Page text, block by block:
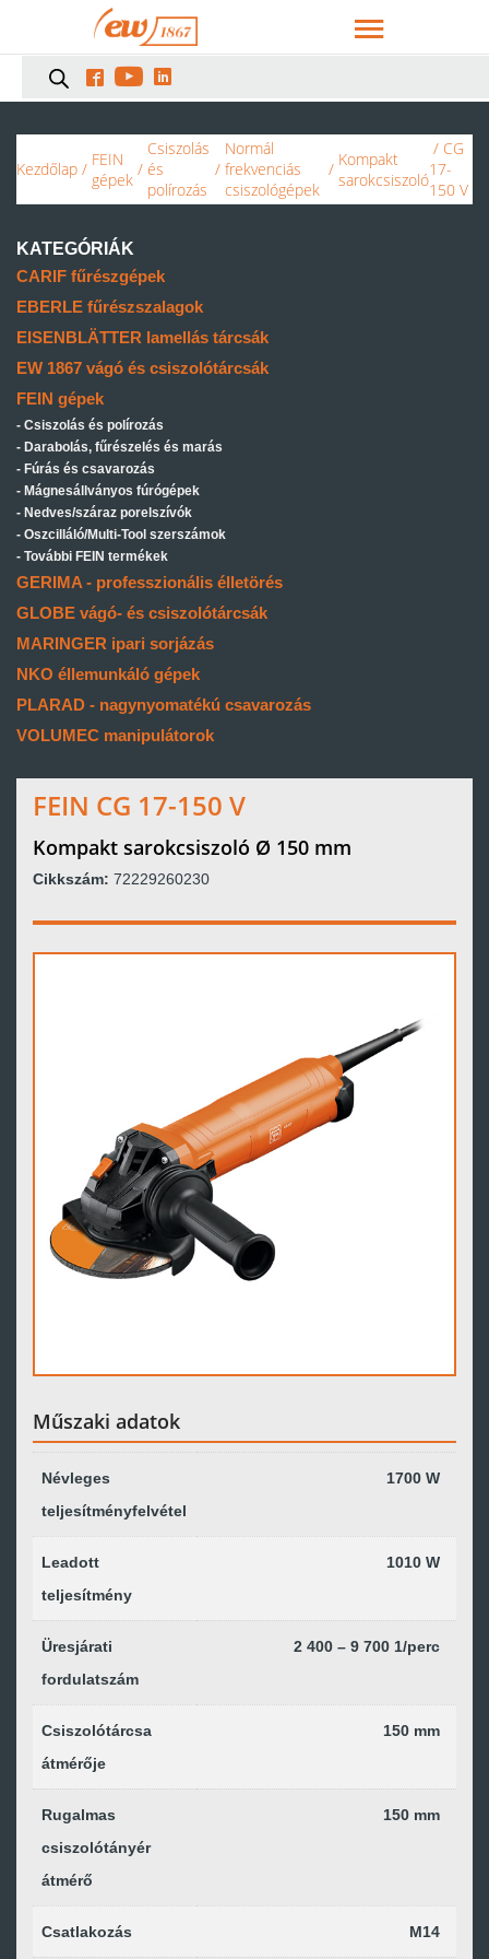
  
Kezdőlap / FEIN
gépek /
Csiszolás
és
polírozás
/
Normál
frekvenciás
csiszológépek
/ Kompakt
sarokcsiszoló
/ CG
17-
150 V
KATEGÓRIÁK
CARIF fűrészgépek
EBERLE fűrészszalagok
EISENBLÄTTER lamellás tárcsák
EW 1867 vágó és csiszolótárcsák
FEIN gépek
Csiszolás és polírozás
Darabolás, fűrészelés és marás
Fúrás és csavarozás
Mágnesállványos fúrógépek
Nedves/száraz porelszívók
Oszcilláló/Multi-Tool szerszámok
További FEIN termékek
GERIMA - professzionális élletörés
GLOBE vágó- és csiszolótárcsák
MARINGER ipari sorjázás
NKO éllemunkáló gépek
PLARAD - nagynyomatékú csavarozás
VOLUMEC manipulátorok
FEIN CG 17-150 V
Kompakt sarokcsiszoló Ø 150 mm
Cikkszám: 72229260230
Műszaki adatok
Névleges
teljesítményfelvétel
1700 W
Leadott
teljesítmény
1010 W
Üresjárati
fordulatszám
2 400 – 9 700 1/perc
Csiszolótárcsa
átmérője
150 mm
Rugalmas
csiszolótányér
átmérő
150 mm
Csatlakozás M14